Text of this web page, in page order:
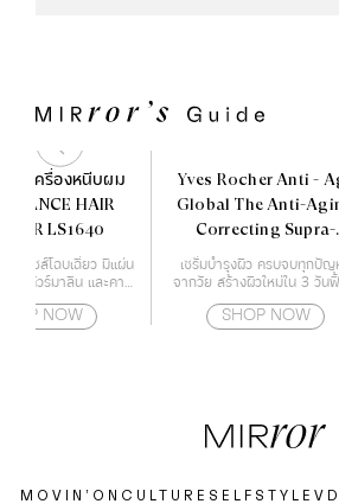
เครื่องหนีบผม
HAIR
LS1640
มดีไซส์โฉบเฉี่ยว มีแผ่น
วยทัวร์มาลีน และคามี
ม่ให้ผมแห้งจนเกินไป
NOW
Yves Rocher Anti -
Global The Anti-
Correcting Supra-
Essence 50 ml.
เซรั่มบำรุงผิว ครบจบทุกปัญ
จากวัย สร้างผิวใหม่ใน 3 วันฟื้
เนื่องจากอายุ เร่งกระตุ้นสร้าง
SHOP NOW
MOVIN’ON CULTURE SELF STYLE